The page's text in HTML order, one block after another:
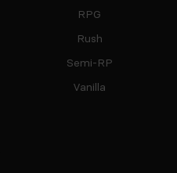
RPG
Rush
Semi-RP
Vanilla